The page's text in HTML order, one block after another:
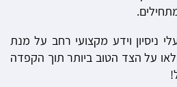
ניסיון וידע מקצועי רחב על מנת
על הצד הטוב ביותר תוך הקפדה